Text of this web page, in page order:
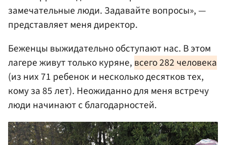
замечательные люди. Задавайте вопросы», —
представляет меня директор.
Беженцы выжидательно обступают нас. В этом
лагере живут только куряне, всего 282 человека
(из них 71 ребенок и несколько десятков тех,
кому за 85 лет). Неожиданно для меня встречу
люди начинают с благодарностей.